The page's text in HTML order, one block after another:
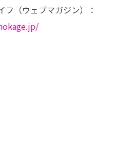
（ウェブマガジン）：